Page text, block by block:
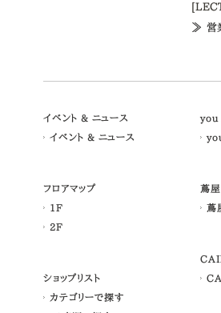
≫ 営
イベント & ニュース
イベント & ニュース
フロアマップ
1F
2F
ショップリスト
カテゴリーで探す
you
蔦
蔦